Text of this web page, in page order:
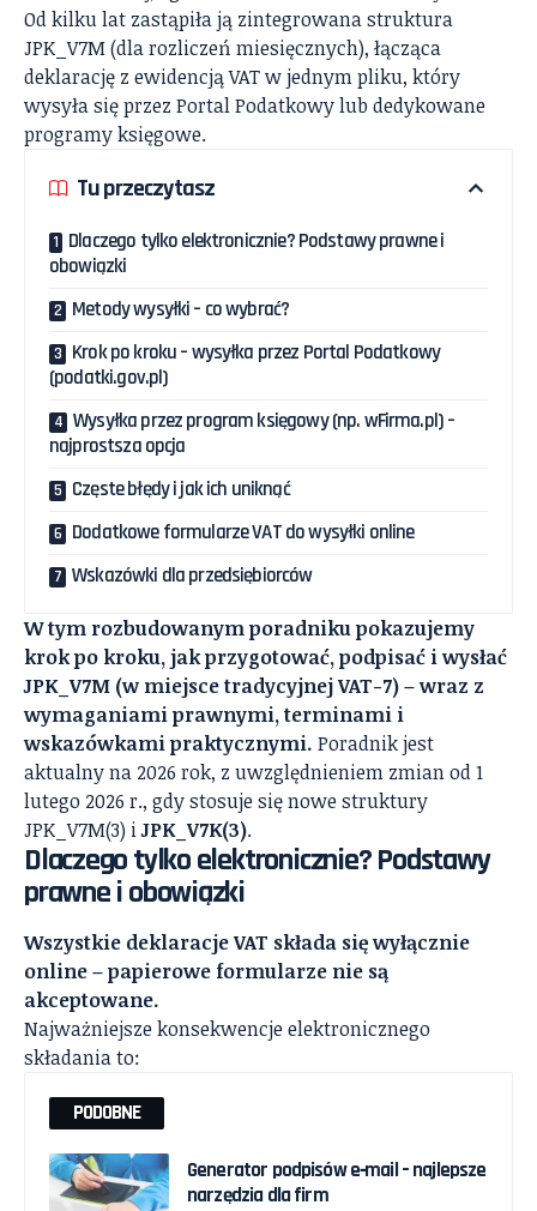
Od kilku lat zastąpiła ją zintegrowana struktura
JPK_V7M (dla rozliczeń miesięcznych), łącząca
deklarację z ewidencją VAT w jednym pliku, który
wysyła się przez Portal Podatkowy lub dedykowane
programy księgowe.
Tu przeczytasz
Dlaczego tylko elektronicznie? Podstawy prawne i
obowiązki
Metody wysyłki – co wybrać?
Krok po kroku – wysyłka przez Portal Podatkowy
(podatki.gov.pl)
Wysyłka przez program księgowy (np. wFirma.pl) –
najprostsza opcja
Częste błędy i jak ich uniknąć
Dodatkowe formularze VAT do wysyłki online
Wskazówki dla przedsiębiorców
W tym rozbudowanym poradniku pokazujemy
krok po kroku, jak przygotować, podpisać i wysłać
JPK_V7M (w miejsce tradycyjnej VAT-7) – wraz z
wymaganiami prawnymi, terminami i
wskazówkami praktycznymi. Poradnik jest
aktualny na 2026 rok, z uwzględnieniem zmian od 1
lutego 2026 r., gdy stosuje się nowe struktury
JPK_V7M(3) iJPK_V7K(3).
Dlaczego tylko elektronicznie? Podstawy
prawne i obowiązki
Wszystkie deklaracje VAT składa się wyłącznie
online – papierowe formularze nie są
akceptowane.
Najważniejsze konsekwencje elektronicznego
składania to:
PODOBNE
Generator podpisów e‑mail – najlepsze
narzędzia dla firm